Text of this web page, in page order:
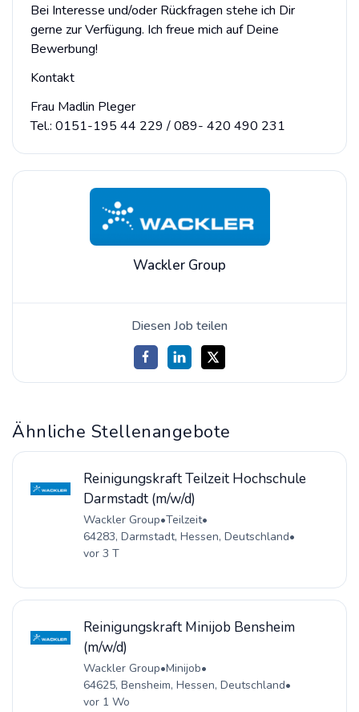
Bei Interesse und/oder Rückfragen stehe ich Dir
gerne zur Verfügung. Ich freue mich auf Deine
Bewerbung!
Kontakt
Frau Madlin Pleger
Tel.: 0151-195 44 229 /089- 420 490 231
Wackler Group
Diesen Job teilen
Ähnliche Stellenangebote
Reinigungskraft Teilzeit Hochschule
Darmstadt (m/w/d)
Wackler Group•Teilzeit•
64283, Darmstadt, Hessen, Deutschland•
vor 3 T
Reinigungskraft Minijob Bensheim
(m/w/d)
Wackler Group•Minijob•
64625, Bensheim, Hessen, Deutschland•
vor 1 Wo